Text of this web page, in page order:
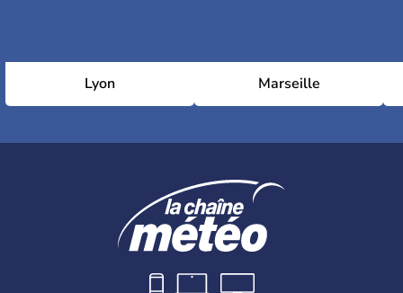
Lyon Marseille